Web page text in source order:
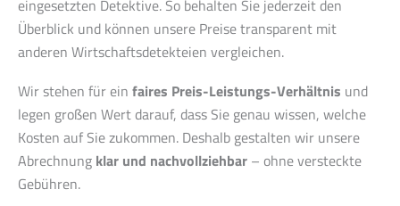
eingesetzten Detektive. So behalten Sie jederzeit den
Überblick und können unsere Preise transparent mit
anderen Wirtschaftsdetekteien vergleichen.
Wir stehen für ein faires Preis-Leistungs-Verhältnis und
legen großen Wert darauf, dass Sie genau wissen, welche
Kosten auf Sie zukommen. Deshalb gestalten wir unsere
Abrechnung klar und nachvollziehbar – ohne versteckte
Gebühren.